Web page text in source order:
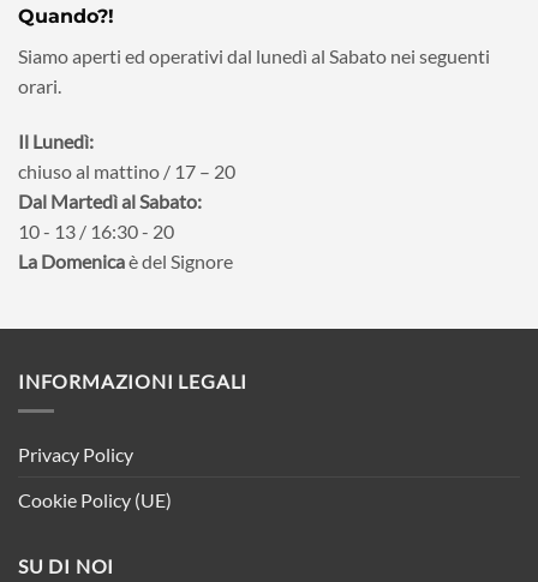
Quando?!
Siamo aperti ed operativi dal lunedì al Sabato nei seguenti
orari.
Il Lunedì:
chiuso al mattino / 17 – 20
Dal Martedì al Sabato:
10 - 13 / 16:30 - 20
La Domenicaè del Signore
INFORMAZIONI LEGALI
Privacy Policy
Cookie Policy (UE)
SU DI NOI